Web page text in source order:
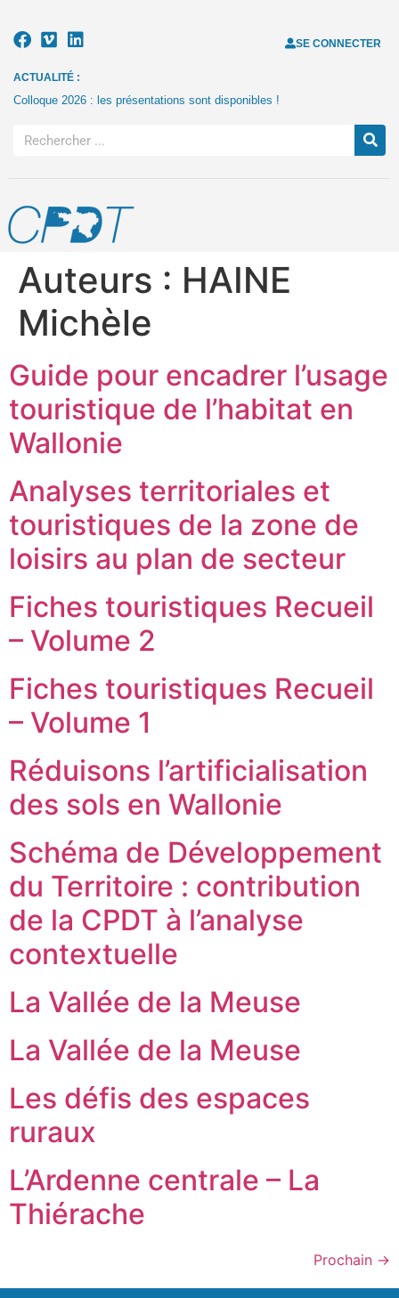
SE CONNECTER
ACTUALITÉ :
Colloque 2026 : les présentations sont disponibles !
Auteurs : HAINE
Michèle
Guide pour encadrer l’usage
touristique de l’habitat en
Wallonie
Analyses territoriales et
touristiques de la zone de
loisirs au plan de secteur
Fiches touristiques Recueil
– Volume 2
Fiches touristiques Recueil
– Volume 1
Réduisons l’artificialisation
des sols en Wallonie
Schéma de Développement
du Territoire : contribution
de la CPDT à l’analyse
contextuelle
La Vallée de la Meuse
La Vallée de la Meuse
Les défis des espaces
ruraux
L’Ardenne centrale – La
Thiérache
Prochain →